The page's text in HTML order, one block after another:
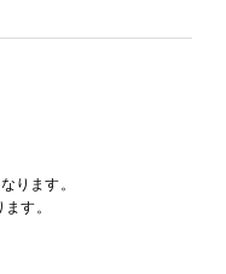
ります。
す。